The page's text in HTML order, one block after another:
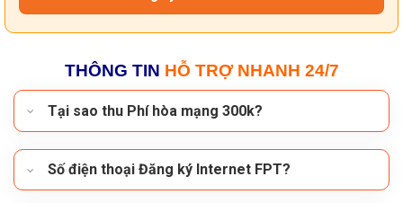
THÔNG TIN HỖ TRỢ NHANH 24/7
Tại sao thu Phí hòa mạng 300k?
Số điện thoại Đăng ký Internet FPT?